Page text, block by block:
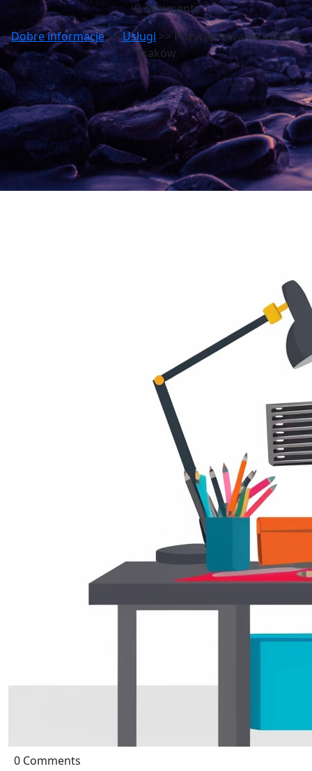
0 comments
Dobre informacje>>Usługi >> Pozycjonowanie lokalne
Kraków
0 Comments